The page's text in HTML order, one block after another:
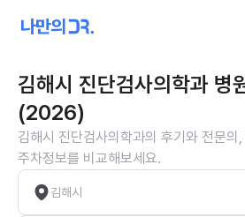
김해시 진단검사의학과 병
(2026)
김해시 진단검사의학과의 후기와 전문의
주차정보를 비교해보세요.
김해시